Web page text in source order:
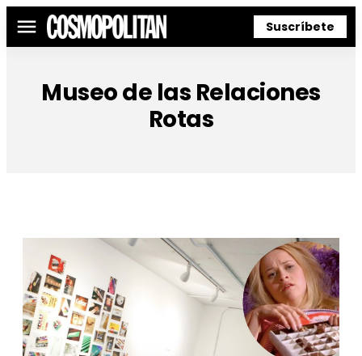
Menú Suscríbete
Museo de las Relaciones
Rotas